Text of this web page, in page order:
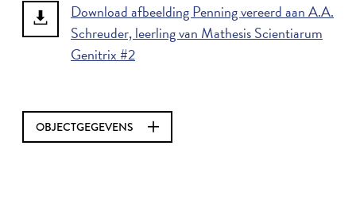
Download afbeelding Penning vereerd aan A.A.
Schreuder, leerling van Mathesis Scientiarum
Genitrix #2
OBJECTGEGEVENS